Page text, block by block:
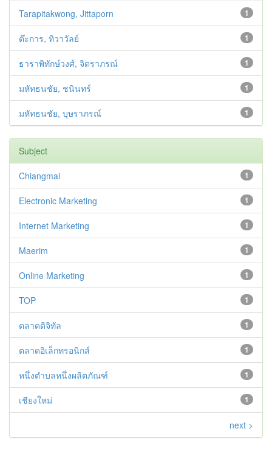
1
Tarapitakwong, Jittaporn
1
ต๊ะการ, ทิวาวัลย์
1
ธาราพิทักษ์วงศ์, จิตราภรณ์
1
มหัทธนชัย, ชนินทร์
1
มหัทธนชัย, บุษราภรณ์
Subject
1
Chiangmai
1
Electronic Marketing
1
Internet Marketing
1
Maerim
1
Online Marketing
1
TOP
1
ตลาดดิจิทัล
1
ตลาดอิเล็กทรอนิกส์
1
หนึ่งตำบลหนึ่งผลิตภัณฑ์
1
เชียงใหม่
next >